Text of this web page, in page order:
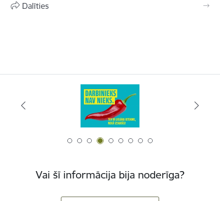
Dalīties
Vai šī informācija bija noderīga?